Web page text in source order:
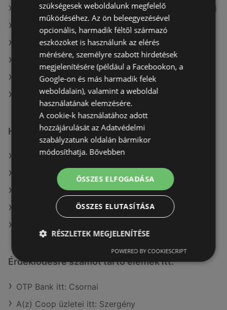
A(z) Fressnapf-Hungária Kft. aktuális akciós újságjai
A(z) Spar aktuális akciós újságjai
A(z) Merkury Market aktuális akciós újságjai
A(z) CBA aktuális akciós újságjai
A(z) Coop aktuális akciós újságjai
A(z) Penny-Market Kft. üzletei itt: Sopron-Fertődi
Hasonló kiskereskedők
A(z) Fressnapf-Hungária Kft. ajánlatai
A(z) Spar ajánlatai
A(z) Privát max ajánlatai
A(z) G'Roby ajánlatai
Érdeklődésre számot tartó elemek itt:
OTP Bank itt: Csornai
A(z) Coop üzletei itt: Szergény
szükségesek weboldalunk megfelelő
működéséhez. Az ön beleegyezésével
opcionális, harmadik féltől származó
eszközöket is használunk az elérés
mérésére, személyre szabott hirdetések
megjelenítésére (például a Facebookon, a
Google-on és más harmadik felek
weboldalain), valamint a weboldal
használatának elemzésére.
A cookie-k használatához adott
hozzájárulását az Adatvédelmi
szabályzatunk oldalán bármikor
módosíthatja. Bővebben
ÖSSZES ELFOGADÁSA
ÖSSZES ELUTASÍTÁSA
RÉSZLETEK MEGJELENÍTÉSE
POWERED BY COOKIESCRIPT